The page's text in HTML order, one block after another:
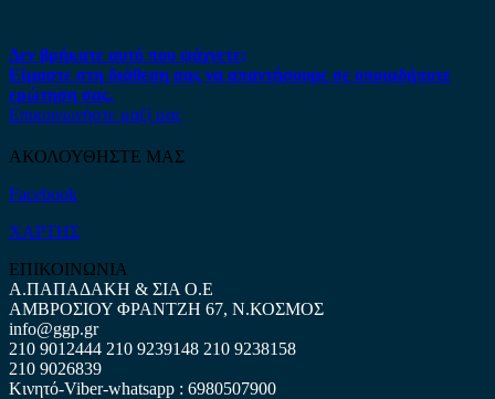
Δεν βρήκατε αυτό που ψάχνετε;
Είμαστε στη διάθεση σας να απαντήσουμε σε οποιαδήποτε
ερώτηση σας.
Επικοινωνήστε μαζί μας
ΑΚΟΛΟΥΘΗΣΤΕ ΜΑΣ
Facebook
ΧΑΡΤΗΣ
ΕΠΙΚΟΙΝΩΝΙΑ
Α.ΠΑΠΑΔΑΚΗ & ΣΙΑ Ο.Ε
ΑΜΒΡΟΣΙΟΥ ΦΡΑΝΤΖΗ 67, Ν.ΚΟΣΜΟΣ
info@ggp.gr
210 9012444 210 9239148 210 9238158
210 9026839
Κινητό-Viber-whatsapp : 6980507900